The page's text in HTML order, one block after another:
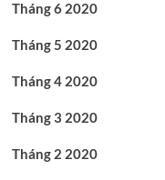
Tháng 6 2020
Tháng 5 2020
Tháng 4 2020
Tháng 3 2020
Tháng 2 2020